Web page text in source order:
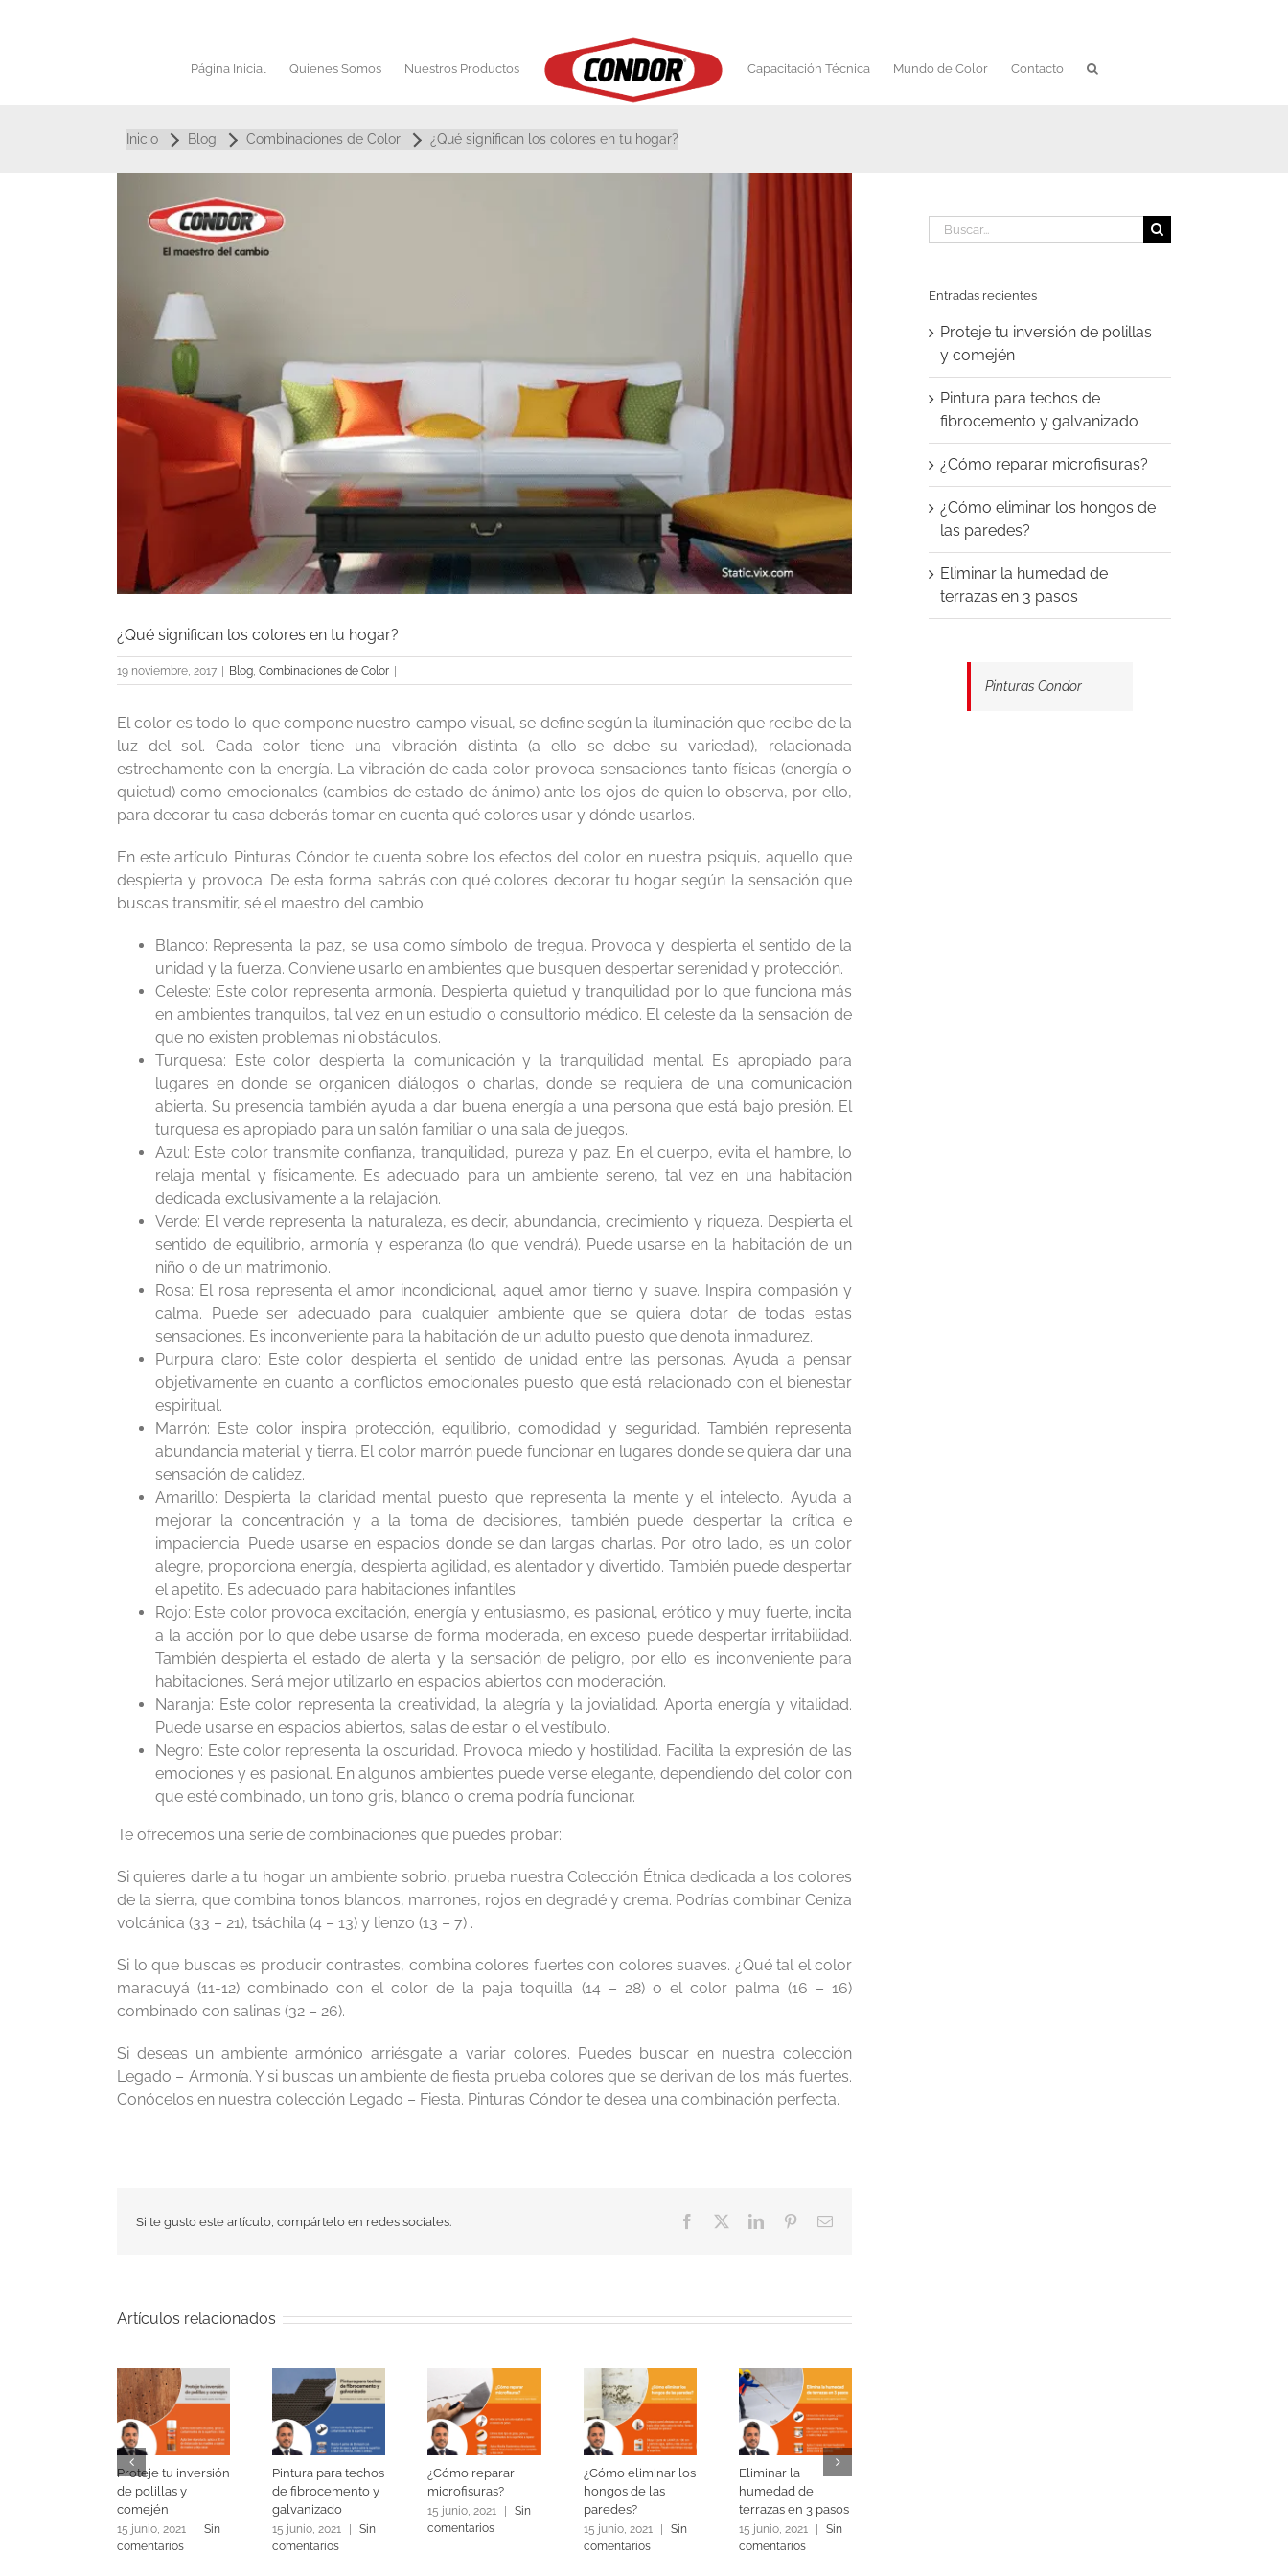
Página Inicial Quienes Somos Nuestros Productos Capacitación Técnica Mundo de Color Contacto
Inicio Blog Combinaciones de Color ¿Qué significan los colores en tu hogar?
imagen
grande
¿Qué significan los colores en tu hogar?
19 noviembre, 2017 Blog, Combinaciones de Color
El color es todo lo que compone nuestro campo visual, se define según la iluminación que recibe de la
luz del sol. Cada color tiene una vibración distinta (a ello se debe su variedad), relacionada
estrechamente con la energía. La vibración de cada color provoca sensaciones tanto físicas (energía o
quietud) como emocionales (cambios de estado de ánimo) ante los ojos de quien lo observa, por ello,
para decorar tu casa deberás tomar en cuenta qué colores usar y dónde usarlos.
En este artículo Pinturas Cóndor te cuenta sobre los efectos del color en nuestra psiquis, aquello que
despierta y provoca. De esta forma sabrás con qué colores decorar tu hogar según la sensación que
buscas transmitir, sé el maestro del cambio:
Blanco: Representa la paz, se usa como símbolo de tregua. Provoca y despierta el sentido de la
unidad y la fuerza. Conviene usarlo en ambientes que busquen despertar serenidad y protección.
Celeste: Este color representa armonía. Despierta quietud y tranquilidad por lo que funciona más
en ambientes tranquilos, tal vez en un estudio o consultorio médico. El celeste da la sensación de
que no existen problemas ni obstáculos.
Turquesa: Este color despierta la comunicación y la tranquilidad mental. Es apropiado para
lugares en donde se organicen diálogos o charlas, donde se requiera de una comunicación
abierta. Su presencia también ayuda a dar buena energía a una persona que está bajo presión. El
turquesa es apropiado para un salón familiar o una sala de juegos.
Azul: Este color transmite confianza, tranquilidad, pureza y paz. En el cuerpo, evita el hambre, lo
relaja mental y físicamente. Es adecuado para un ambiente sereno, tal vez en una habitación
dedicada exclusivamente a la relajación.
Verde: El verde representa la naturaleza, es decir, abundancia, crecimiento y riqueza. Despierta el
sentido de equilibrio, armonía y esperanza (lo que vendrá). Puede usarse en la habitación de un
niño o de un matrimonio.
Rosa: El rosa representa el amor incondicional, aquel amor tierno y suave. Inspira compasión y
calma. Puede ser adecuado para cualquier ambiente que se quiera dotar de todas estas
sensaciones. Es inconveniente para la habitación de un adulto puesto que denota inmadurez.
Purpura claro: Este color despierta el sentido de unidad entre las personas. Ayuda a pensar
objetivamente en cuanto a conflictos emocionales puesto que está relacionado con el bienestar
espiritual.
Marrón: Este color inspira protección, equilibrio, comodidad y seguridad. También representa
abundancia material y tierra. El color marrón puede funcionar en lugares donde se quiera dar una
sensación de calidez.
Amarillo: Despierta la claridad mental puesto que representa la mente y el intelecto. Ayuda a
mejorar la concentración y a la toma de decisiones, también puede despertar la crítica e
impaciencia. Puede usarse en espacios donde se dan largas charlas. Por otro lado, es un color
alegre, proporciona energía, despierta agilidad, es alentador y divertido. También puede despertar
el apetito. Es adecuado para habitaciones infantiles.
Rojo: Este color provoca excitación, energía y entusiasmo, es pasional, erótico y muy fuerte, incita
a la acción por lo que debe usarse de forma moderada, en exceso puede despertar irritabilidad.
También despierta el estado de alerta y la sensación de peligro, por ello es inconveniente para
habitaciones. Será mejor utilizarlo en espacios abiertos con moderación.
Naranja: Este color representa la creatividad, la alegría y la jovialidad. Aporta energía y vitalidad.
Puede usarse en espacios abiertos, salas de estar o el vestíbulo.
Negro: Este color representa la oscuridad. Provoca miedo y hostilidad. Facilita la expresión de las
emociones y es pasional. En algunos ambientes puede verse elegante, dependiendo del color con
que esté combinado, un tono gris, blanco o crema podría funcionar.
Te ofrecemos una serie de combinaciones que puedes probar:
Si quieres darle a tu hogar un ambiente sobrio, prueba nuestra Colección Étnica dedicada a los colores
de la sierra, que combina tonos blancos, marrones, rojos en degradé y crema. Podrías combinar Ceniza
volcánica (33 – 21), tsáchila (4 – 13) y lienzo (13 – 7) .
Si lo que buscas es producir contrastes, combina colores fuertes con colores suaves. ¿Qué tal el color
maracuyá (11-12) combinado con el color de la paja toquilla (14 – 28) o el color palma (16 – 16)
combinado con salinas (32 – 26).
Si deseas un ambiente armónico arriésgate a variar colores. Puedes buscar en nuestra colección
Legado – Armonía. Y si buscas un ambiente de fiesta prueba colores que se derivan de los más fuertes.
Conócelos en nuestra colección Legado – Fiesta. Pinturas Cóndor te desea una combinación perfecta.
Si te gusto este artículo, compártelo en redes sociales. Facebook LinkedInPinterestCorreo
Artículos relacionados
Proteje tu inversión
de polillas y
comején
15 junio, 2021 |
Sin
comentarios
Pintura para techos
de fibrocemento y
galvanizado
15 junio, 2021 |
Sin
comentarios
¿Cómo reparar
microfisuras?
15 junio, 2021 |
Sin
comentarios
¿Cómo eliminar los
hongos de las
paredes?
15 junio, 2021 |
Sin
comentarios
Eliminar la
humedad de
terrazas en 3 pasos
15 junio, 2021 |
Sin
comentarios
Buscar:
Entradas recientes
Proteje tu inversión de polillas
y comején
Pintura para techos de
fibrocemento y galvanizado
¿Cómo reparar microfisuras?
¿Cómo eliminar los hongos de
las paredes?
Eliminar la humedad de
terrazas en 3 pasos
Pinturas Condor